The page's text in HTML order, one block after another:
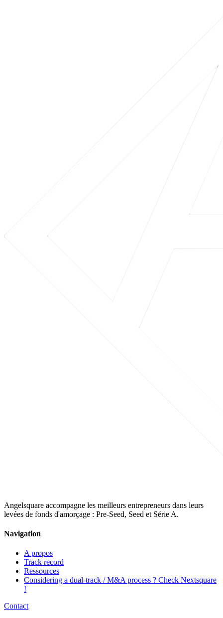
Angelsquare accompagne les meilleurs entrepreneurs dans leurs
levées de fonds d'amorçage : Pre-Seed, Seed et Série A.
Navigation
A propos
Track record
Ressources
Considering a dual-track / M&A process ? Check Nextsquare
!
Contact